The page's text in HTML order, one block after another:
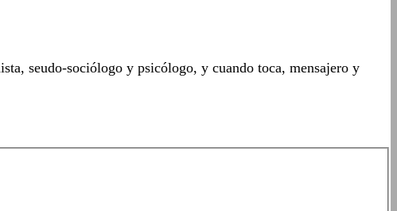
seudo-sociólogo y psicólogo, y cuando toca, mensajero y